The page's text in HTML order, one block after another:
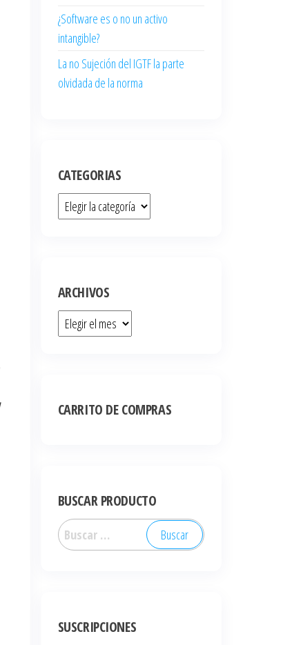
¿Software es o no un activo
intangible?
La no Sujeción del IGTF la parte
olvidada de la norma
CATEGORIAS
ARCHIVOS
CARRITO DE COMPRAS
BUSCAR PRODUCTO
SUSCRIPCIONES